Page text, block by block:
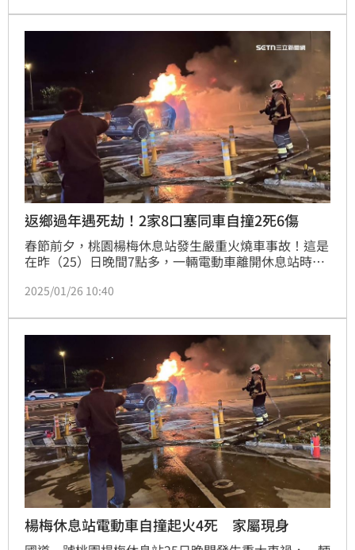
電商平台，事業好不容易穩定下來，卻碰上自撞死亡車
禍，天倫夢碎。
返鄉過年遇死劫！2家8口塞同車自撞2死6傷
春節前夕，桃園楊梅休息站發生嚴重火燒車事故！這是
在昨（25）日晚間7點多，一輛電動車離開休息站時，
妻和後座孩童竟塞了8個人嚴重超載，事故共造成2人死
要回雲林過年，沒想到遇上死劫，撞擊驚悚瞬間也曝
光。
2025/01/26 10:40
楊梅休息站電動車自撞起火4死 家屬現身